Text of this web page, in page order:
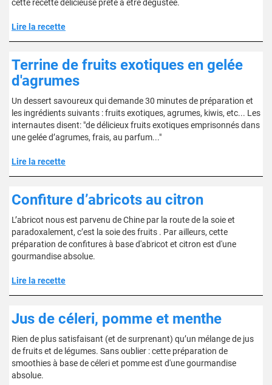
cette recette délicieuse prête à être dégustée.
Lire la recette
Terrine de fruits exotiques en gelée
d'agrumes
Un dessert savoureux qui demande 30 minutes de préparation et
les ingrédients suivants : fruits exotiques, agrumes, kiwis, etc... Les
internautes disent: "de délicieux fruits exotiques emprisonnés dans
une gelée d’agrumes, frais, au parfum..."
Lire la recette
Confiture d’abricots au citron
L’abricot nous est parvenu de Chine par la route de la soie et
paradoxalement, c’est la soie des fruits . Par ailleurs, cette
préparation de confitures à base d'abricot et citron est d'une
gourmandise absolue.
Lire la recette
Jus de céleri, pomme et menthe
Rien de plus satisfaisant (et de surprenant) qu’un mélange de jus
de fruits et de légumes. Sans oublier : cette préparation de
smoothies à base de céleri et pomme est d'une gourmandise
absolue.